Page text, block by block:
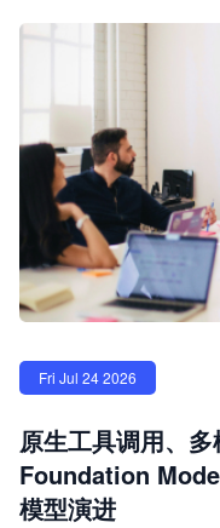
Fri Jul 24 2026
原生工具调用、
Foundation
模型演进